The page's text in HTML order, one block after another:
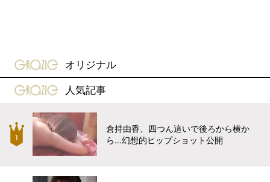
gravure-grazie
オリジナル
gravure-grazie
人気記事
倉持由香、四つん這いで後ろから横か
ら…幻想的ヒップショット公開